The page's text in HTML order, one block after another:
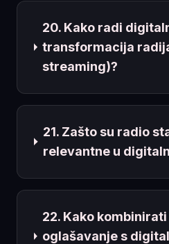
20. Kako radi
transformacija radija
streaming)?
21. Zašto su radio
relevantne u
22. Kako
oglašavanje s